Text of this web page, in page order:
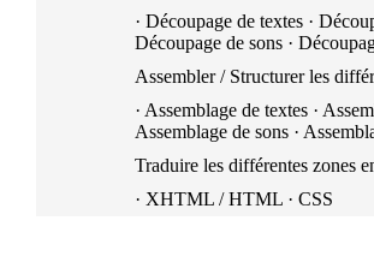
· Découpage de textes ·
Découpage de sons ·
Assembler / Structurer les
· Assemblage de textes ·
Assemblage de sons ·
Traduire les différentes zones
· XHTML / HTML · CSS